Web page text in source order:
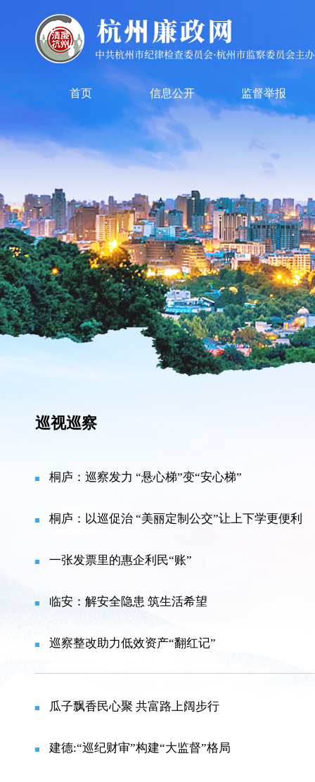
首页 信息公开 监督举报
巡视巡察
桐庐：巡察发力 “悬心梯”变“安心梯”
桐庐：以巡促治 “美丽定制公交”让上下学更便利
一张发票里的惠企利民“账”
临安：解安全隐患 筑生活希望
巡察整改助力低效资产“翻红记”
瓜子飘香民心聚 共富路上阔步行
建德:“巡纪财审”构建“大监督”格局